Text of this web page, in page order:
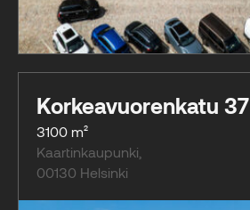
Korkeavuorenkatu 37
3100 m²
Kaartinkaupunki
00130 Helsinki